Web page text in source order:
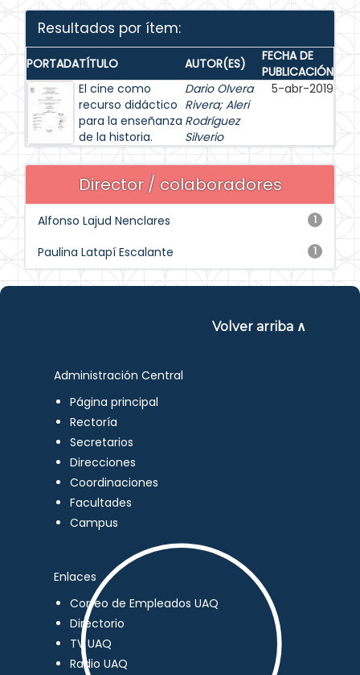
Resultados por ítem:
PORTADATÍTULO AUTOR(ES)
FECHA DE
PUBLICACIÓN
El cine como
recurso didáctico
para la enseñanza
de la historia.
Dario Olvera
Rivera;Aleri
Rodríguez
Silverio
5-abr-2019
Director / colaboradores
1
Alfonso Lajud Nenclares
1
Paulina Latapí Escalante
Volver arriba ∧
Administración Central
Página principal
Rectoría
Secretarios
Direcciones
Coordinaciones
Facultades
Campus
Enlaces
Correo de Empleados UAQ
Directorio
TV UAQ
Radio UAQ